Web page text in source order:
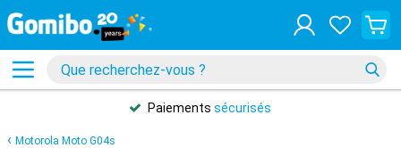
Paiements sécurisés
Motorola Moto G04s